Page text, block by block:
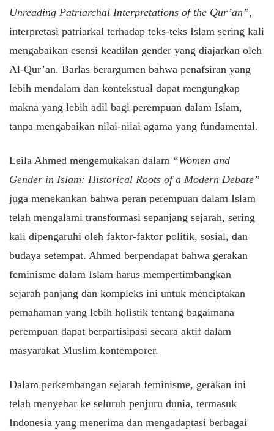
Unreading Patriarchal Interpretations of the Qur’an”,
interpretasi patriarkal terhadap teks-teks Islam sering kali
mengabaikan esensi keadilan gender yang diajarkan oleh
Al-Qur’an. Barlas berargumen bahwa penafsiran yang
lebih mendalam dan kontekstual dapat mengungkap
makna yang lebih adil bagi perempuan dalam Islam,
tanpa mengabaikan nilai-nilai agama yang fundamental.
Leila Ahmed mengemukakan dalam “Women and
Gender in Islam: Historical Roots of a Modern Debate”
juga menekankan bahwa peran perempuan dalam Islam
telah mengalami transformasi sepanjang sejarah, sering
kali dipengaruhi oleh faktor-faktor politik, sosial, dan
budaya setempat. Ahmed berpendapat bahwa gerakan
feminisme dalam Islam harus mempertimbangkan
sejarah panjang dan kompleks ini untuk menciptakan
pemahaman yang lebih holistik tentang bagaimana
perempuan dapat berpartisipasi secara aktif dalam
masyarakat Muslim kontemporer.
Dalam perkembangan sejarah feminisme, gerakan ini
telah menyebar ke seluruh penjuru dunia, termasuk
Indonesia yang menerima dan mengadaptasi berbagai